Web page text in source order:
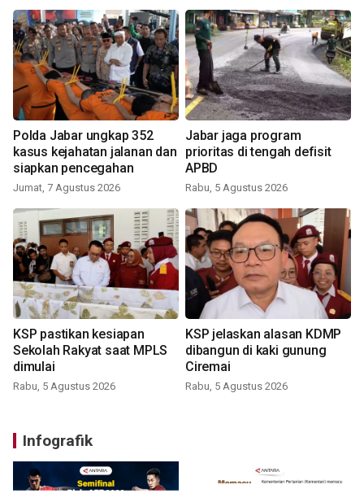
Polda Jabar ungkap 352
kasus kejahatan jalanan dan
siapkan pencegahan
Jumat, 7 Agustus 2026
Jabar jaga program
prioritas di tengah defisit
APBD
Rabu, 5 Agustus 2026
KSP pastikan kesiapan
Sekolah Rakyat saat MPLS
dimulai
Rabu, 5 Agustus 2026
KSP jelaskan alasan KDMP
dibangun di kaki gunung
Ciremai
Rabu, 5 Agustus 2026
Infografik